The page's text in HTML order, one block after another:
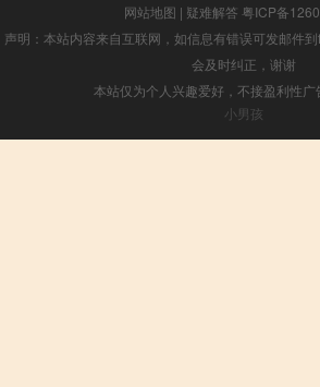
网站地图 | 疑难解答 粤ICP备
声明：本站内容来自互联网，如信息有错误可发邮件
会及时纠正，谢谢
本站仅为个人兴趣爱好，不接盈利性广
小男孩